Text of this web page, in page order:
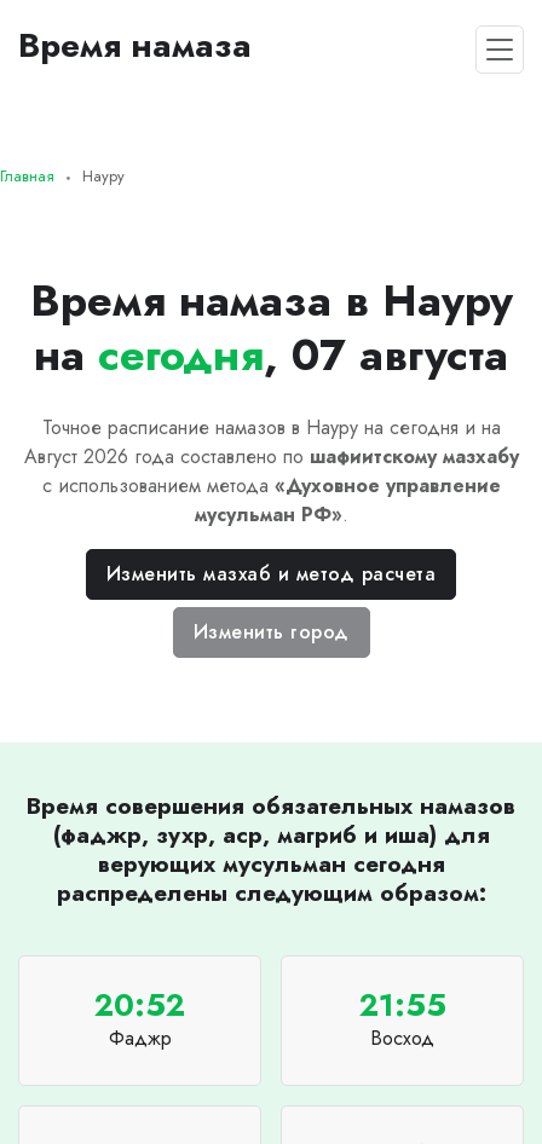
Время намаза
Главная Науру
Время намаза в Науру
на сегодня, 07 августа
Точное расписание намазов в Науру на сегодня и на
Август 2026 года составлено по шафиитскомумазхабу
с использованием метода «Духовное управление
мусульман РФ».
Изменить мазхаб и метод расчета
Изменить город
Время совершения обязательных намазов
(фаджр, зухр, аср, магриб и иша) для
верующих мусульман сегодня
распределены следующим образом:
20:52
Фаджр
21:55
Восход